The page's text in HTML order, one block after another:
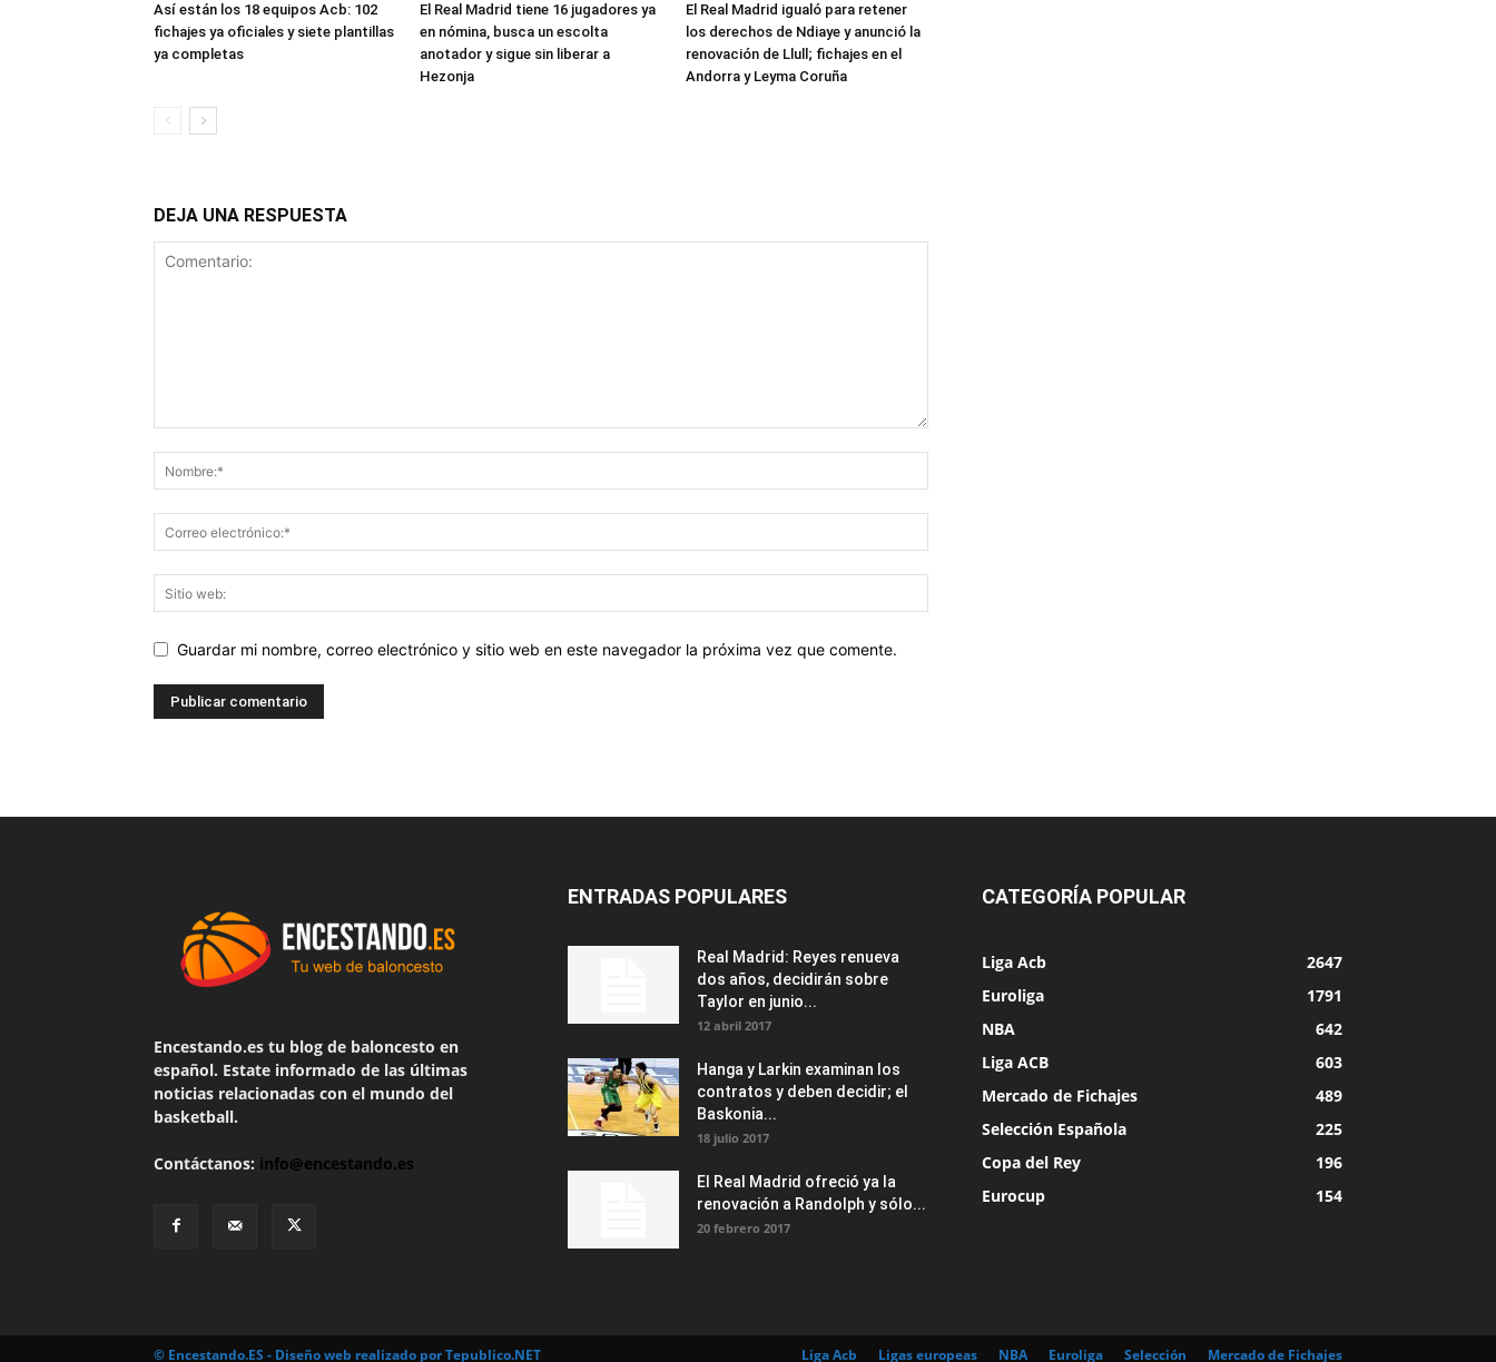
Así están los 18 equipos Acb: 102
fichajes ya oficiales y siete plantillas
ya completas
El Real Madrid tiene 16 jugadores ya
en nómina, busca un escolta
anotador y sigue sin liberar a
Hezonja
El Real Madrid igualó para retener
los derechos de Ndiaye y anunció la
renovación de Llull; fichajes en el
Andorra y Leyma Coruña
DEJA UNA RESPUESTA
Guardar mi nombre, correo electrónico y sitio web en este navegador la próxima vez que comente.
Encestando.es tu blog de baloncesto en
español. Estate informado de las últimas
noticias relacionadas con el mundo del
basketball.
Contáctanos: info@encestando.es
ENTRADAS POPULARES
Real Madrid: Reyes renueva
dos años, decidirán sobre
Taylor en junio...
12 abril 2017
Hanga y Larkin examinan los
contratos y deben decidir; el
Baskonia...
18 julio 2017
El Real Madrid ofreció ya la
renovación a Randolph y sólo...
20 febrero 2017
CATEGORÍA POPULAR
Liga Acb
2647
Euroliga
1791
NBA
642
Liga ACB
603
Mercado de Fichajes
489
Selección Española
225
Copa del Rey
196
Eurocup
154
Liga Acb Ligas europeas NBA Euroliga Selección Mercado de Fichajes
© Encestando.ES - Diseño web realizado porTepublico.NET